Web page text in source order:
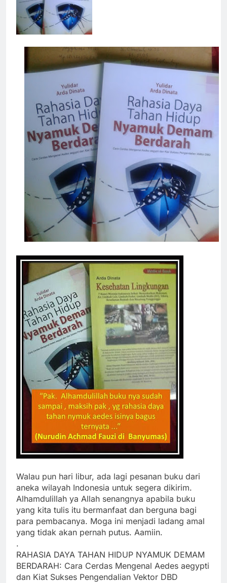
Walau pun hari libur, ada lagi pesanan buku dari
aneka wilayah Indonesia untuk segera dikirim.
Alhamdulillah ya Allah senangnya apabila buku
yang kita tulis itu bermanfaat dan berguna bagi
para pembacanya. Moga ini menjadi ladang amal
yang tidak akan pernah putus. Aamiin.
.
RAHASIA DAYA TAHAN HIDUP NYAMUK DEMAM
BERDARAH: Cara Cerdas Mengenal Aedes aegypti
dan Kiat Sukses Pengendalian Vektor DBD